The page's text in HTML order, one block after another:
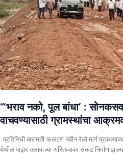
“‘भराव नको, पूल बांधा’ :
वाचवण्यासाठी ग्रामस्थांचा
प्रतिनिधी बारामती-फलटण नवीन रेल्वे मार्ग
येथील पाझर तलावाच्या अस्तित्वावर संकट निर्माण